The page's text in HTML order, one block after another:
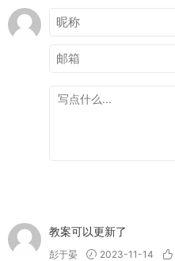
教案可以更新了
彭于晏 2023-11-14